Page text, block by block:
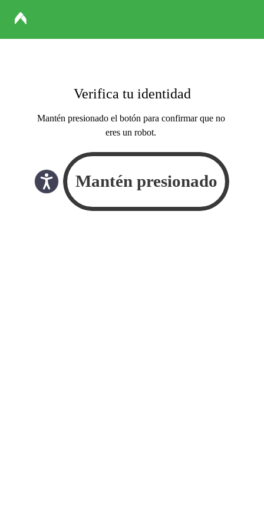
Verifica tu identidad
Mantén presionado el botón para confirmar que no
eres un robot.